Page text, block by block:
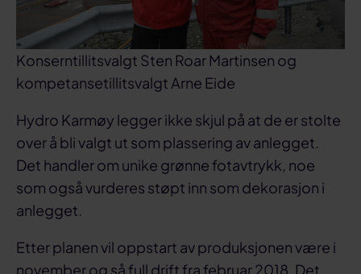
Konserntillitsvalgt Sten Roar Martinsen og
kompetansetillitsvalgt Arne Eide
Hydro Karmøy legger ikke skjul på at de er stolte
over å bli valgt ut som plassering av anlegget.
Det handler om unike grønne fotavtrykk, noe
som også vurderes støpt inn som dekorasjon i
anlegget.
Etter planen vil oppstart av produksjonen være i
november og så full drift fra februar 2018. Det